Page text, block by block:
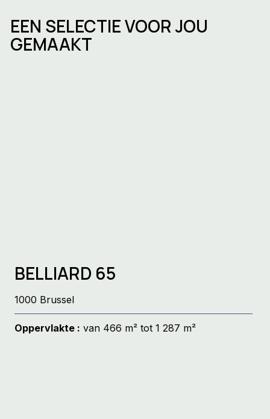
EEN SELECTIE VOOR JOU
GEMAAKT
BELLIARD 65
1000 Brussel
Oppervlakte : van 466 m² tot 1 287 m²